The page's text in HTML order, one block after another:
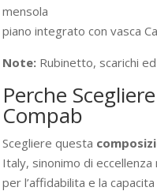
mensola
piano integrato con vasca
Note: Rubinetto, scarichi
Perche
Compab
Scegliere questa
Italy, sinonimo di
per l’affidabilita e la